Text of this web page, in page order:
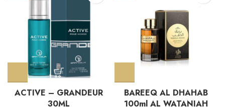
ACTIVE – GRANDEUR
30ML
BAREEQ AL DHAHAB
100ml AL WATANIAH